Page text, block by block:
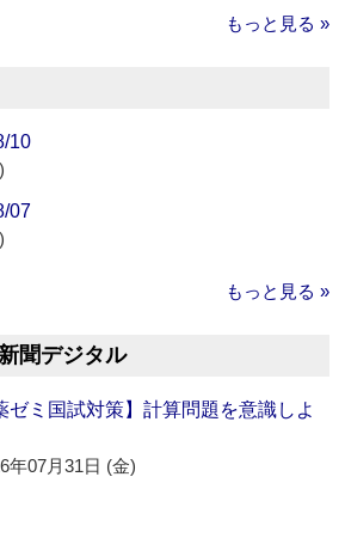
もっと見る »
10
07
もっと見る »
聞デジタル
ゼミ国試対策】計算問題を意識しよ
年07月31日 (金)